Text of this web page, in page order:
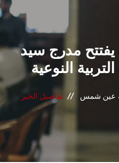
القطاعـات
الشئون الأكاديمية
البحث العلمي
الرعاية الصحية
المراكز والوحدات
الأنظمة الذكية
مدرج سيد
النوعية
عين شمس تفاصيل الخبر